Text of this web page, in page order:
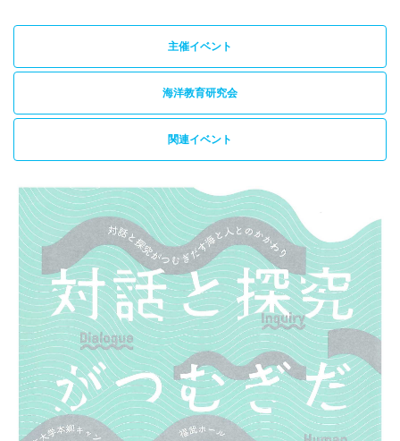
主催イベント
海洋教育研究会
関連イベント